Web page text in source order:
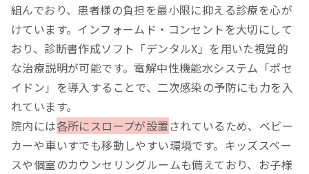
組んでおり、患者様の負担を最小限に抑える診療を心が
けています。インフォームド・コンセントを大切にして
おり、診断書作成ソフト「デンタルX」を用いた視覚的
な治療説明が可能です。電解中性機能水システム「ポセ
イドン」を導入することで、二次感染の予防にも力を入
れています。
院内には各所にスロープが設置されているため、ベビー
カーや車いすでも移動しやすい環境です。キッズスペー
スや個室のカウンセリングルームも備えており、お子様